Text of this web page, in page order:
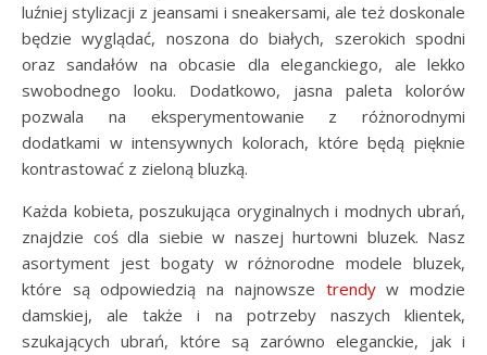
luźniej stylizacji z jeansami i sneakersami, ale też doskonale
będzie wyglądać, noszona do białych, szerokich spodni
oraz sandałów na obcasie dla eleganckiego, ale lekko
swobodnego looku. Dodatkowo, jasna paleta kolorów
pozwala na eksperymentowanie z różnorodnymi
dodatkami w intensywnych kolorach, które będą pięknie
kontrastować z zieloną bluzką.
Każda kobieta, poszukująca oryginalnych i modnych ubrań,
znajdzie coś dla siebie w naszej hurtowni bluzek. Nasz
asortyment jest bogaty w różnorodne modele bluzek,
które są odpowiedzią na najnowsze trendyw modzie
damskiej, ale także i na potrzeby naszych klientek,
szukających ubrań, które są zarówno eleganckie, jak i